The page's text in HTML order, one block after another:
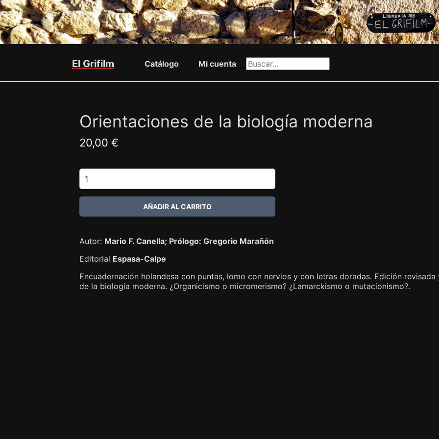
El Grifilm Catálogo Mi cuenta
Orientaciones de la biología moderna
20,00 €
Autor: Mario F. Canella; Prólogo: Gregorio Marañón
Editorial Espasa-Calpe
Encuadernación holandesa con puntas, lomo con nervios y con letras doradas. Edición
de la biología moderna. ¿Organicismo o micromerismo? ¿Lamarckismo o mutacionismo?.